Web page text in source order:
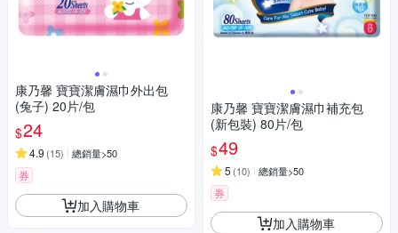
康乃馨 寶寶潔膚濕巾外出包
(兔子) 20片/包
$24
4.9 (15) 總銷量>50
券
加入購物車
康乃馨 寶寶潔膚濕巾補充包
(新包裝) 80片/包
$49
5 (10) 總銷量>50
券
加入購物車